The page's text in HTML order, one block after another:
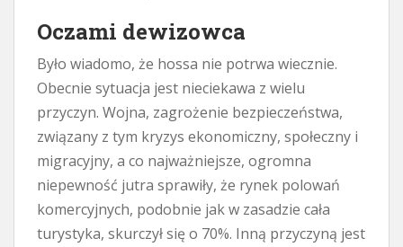
Oczami dewizowca
Było wiadomo, że hossa nie potrwa wiecznie.
Obecnie sytuacja jest nieciekawa z wielu
przyczyn. Wojna, zagrożenie bezpieczeństwa,
związany z tym kryzys ekonomiczny, społeczny i
migracyjny, a co najważniejsze, ogromna
niepewność jutra sprawiły, że rynek polowań
komercyjnych, podobnie jak w zasadzie cała
turystyka, skurczył się o 70%. Inną przyczyną jest